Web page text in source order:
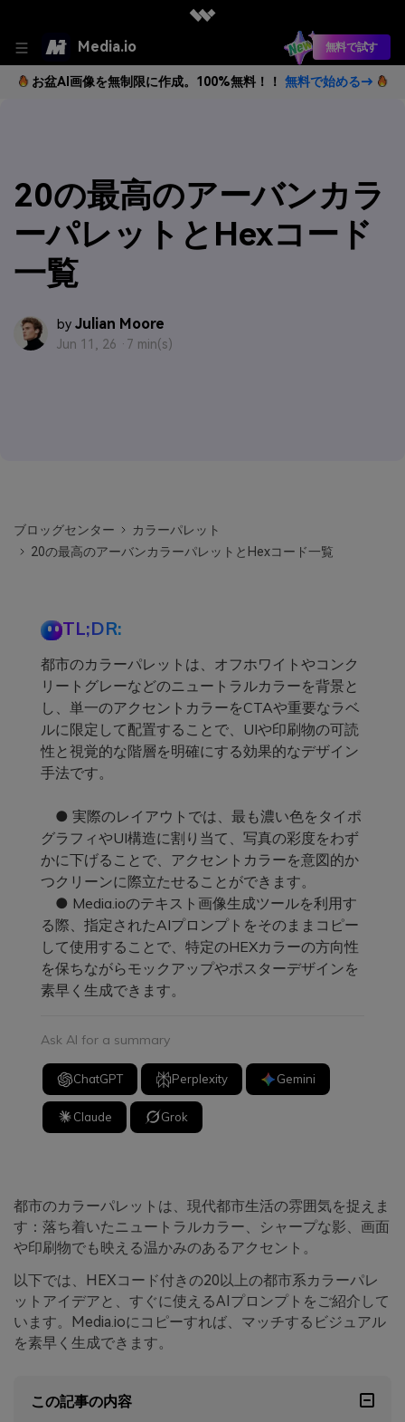
Media.io 無料で試す
お盆AI画像を無制限に作成。100%無料！！ 無料で始める→
20の最高のアーバンカラ
ーパレットとHexコード
一覧
by Julian Moore
Jun 11, 26 · 7 min(s)
ブロッグセンター
カラーパレット
20の最高のアーバンカラーパレットとHexコード一覧
TL;DR:
都市のカラーパレットは、オフホワイトやコンク
リートグレーなどのニュートラルカラーを背景と
し、単一のアクセントカラーをCTAや重要なラベ
ルに限定して配置することで、UIや印刷物の可読
性と視覚的な階層を明確にする効果的なデザイン
手法です。
● 実際のレイアウトでは、最も濃い色をタイポ
グラフィやUI構造に割り当て、写真の彩度をわず
かに下げることで、アクセントカラーを意図的か
つクリーンに際立たせることができます。
● Media.ioのテキスト画像生成ツールを利用す
る際、指定されたAIプロンプトをそのままコピー
して使用することで、特定のHEXカラーの方向性
を保ちながらモックアップやポスターデザインを
素早く生成できます。
Ask AI for a summary
ChatGPT Perplexity Gemini
Claude Grok
都市のカラーパレットは、現代都市生活の雰囲気を捉えま
す：落ち着いたニュートラルカラー、シャープな影、画面
や印刷物でも映える温かみのあるアクセント。
以下では、HEXコード付きの20以上の都市系カラーパレ
ットアイデアと、すぐに使えるAIプロンプトをご紹介して
います。Media.ioにコピーすれば、マッチするビジュアル
を素早く生成できます。
この記事の内容